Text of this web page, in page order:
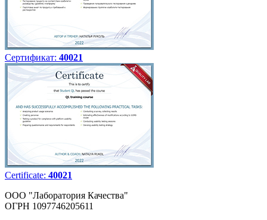
Сертификат: 40021
Certificate: 40021
ООО "Лаборатория Качества"
ОГРН 1097746205611